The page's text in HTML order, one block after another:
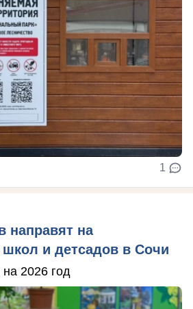
1
направят на
школ и детсадов в Сочи
2026 год